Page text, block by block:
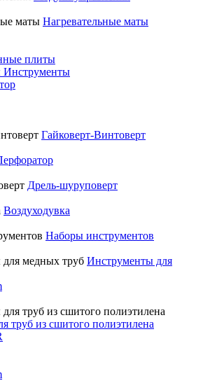
Нагревательные маты
плиты
Инструменты
Гайковерт-Винтоверт
Дрель-шуруповерт
Воздуходувка
Наборы инструментов
Инструменты для
труб из сшитого полиэтилена